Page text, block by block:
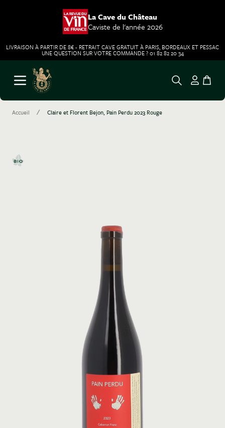
La Cave du Château
Caviste de l'année 2026
LIVRAISON À PARTIR DE 8€ - RETRAIT CAVE GRATUIT À PARIS, BORDEAUX ET PESSAC
UNE QUESTION SUR VOTRE COMMANDE ? 01 82 82 20 34
Aller au contenu
Ouvrir le menu
Accueil / Claire et Florent Bejon, Pain Perdu 2023 Rouge